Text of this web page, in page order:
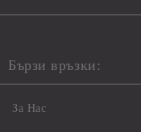
Бързи връзки:
За Нас